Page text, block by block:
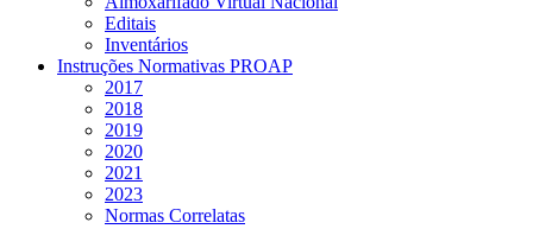
Editais
Inventários
Instruções Normativas PROAP
2017
2018
2019
2020
2021
2023
Normas Correlatas